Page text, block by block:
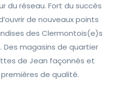
du réseau. Fort du succès
de nouveaux points
des Clermontois(e)s
Des magasins de quartier
de Jean façonnés et
de qualité.